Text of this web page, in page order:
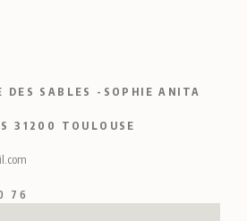
DES SABLES -SOPHIE ANITA
31200 TOULOUSE
76